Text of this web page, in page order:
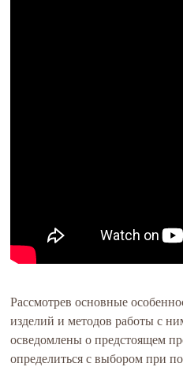
Рассмотрев основные
изделий и методов работы с
осведомлены о предстоящем
определиться с выбором при